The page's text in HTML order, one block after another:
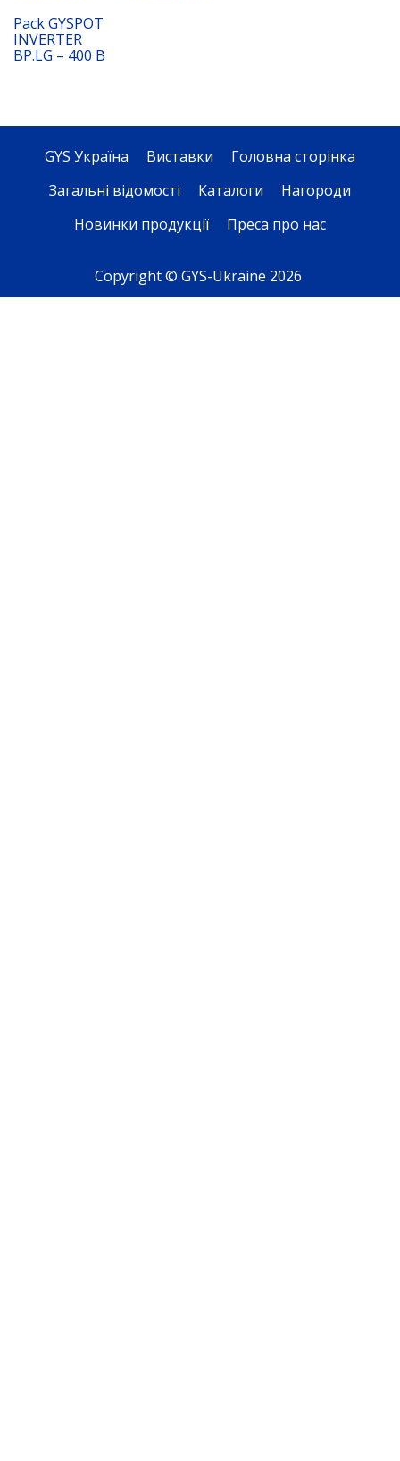
Pack GYSPOT
INVERTER
BP.LG – 400 B
GYS Україна Виставки
Головна сторінка
Загальні відомості
Каталоги
Нагороди
Новинки продукції
Преса про нас
Copyright © GYS-Ukraine 2026